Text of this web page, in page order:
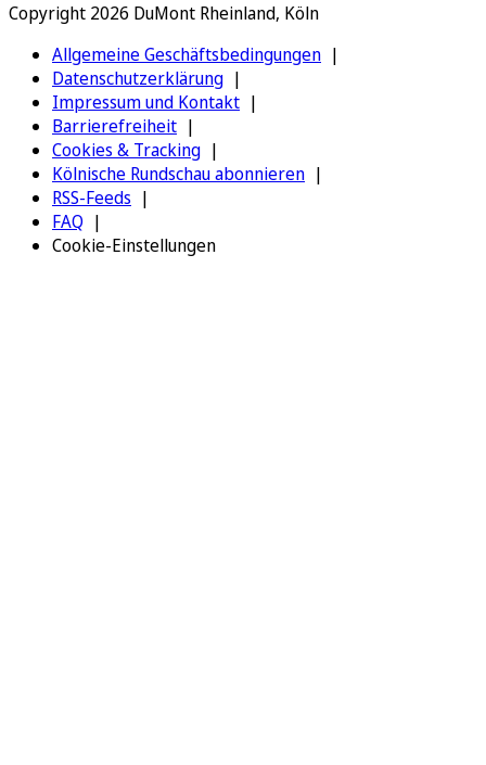
Copyright 2026 DuMont Rheinland, Köln
Allgemeine Geschäftsbedingungen
Datenschutzerklärung
Impressum und Kontakt
Barrierefreiheit
Cookies & Tracking
Kölnische Rundschau abonnieren
RSS-Feeds
FAQ
Cookie-Einstellungen